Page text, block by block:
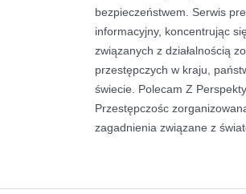
bezpieczeństwem. Serwis
informacyjny, koncentrując
związanych z działalnością
przestępczych w kraju,
świecie. Polecam Z
Przestępczośc
zagadnienia związane z